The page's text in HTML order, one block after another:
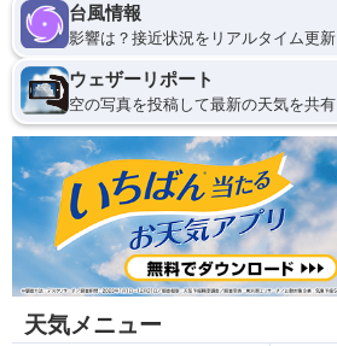
台風情報
影響は？接近状況をリアルタイム更新
ウェザーリポート
空の写真を投稿して最新の天気を共有
天気メニュー